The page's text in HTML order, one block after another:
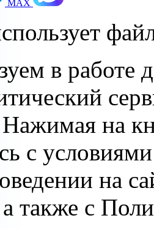
МАХ
в работе
на
с
на
также с